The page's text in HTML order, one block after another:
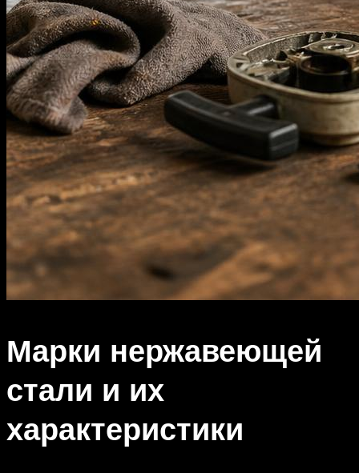
Марки нержавеющей
стали и их
характеристики